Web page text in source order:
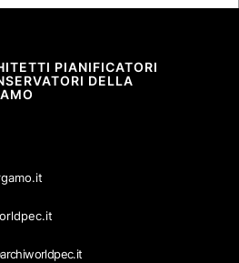
PIANIFICATORI
DELLA